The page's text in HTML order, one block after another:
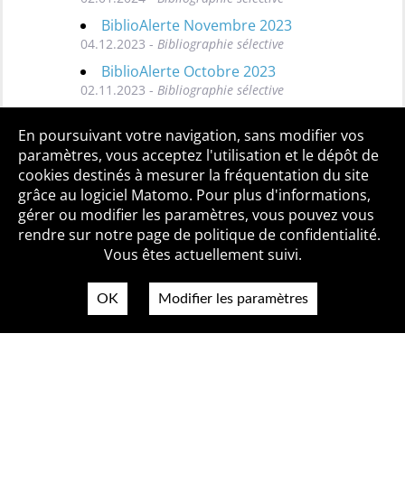
BiblioAlerte Novembre 2023
04.12.2023 - Bibliographie sélective
BiblioAlerte Octobre 2023
02.11.2023 - Bibliographie sélective
Toutes les BiblioAlertes
Qui sommes-nous ? Mentions légales
Accessibilité
Politique de confidentialité
Contact
En poursuivant votre navigation, sans modifier vos
paramètres, vous acceptez l'utilisation et le dépôt de
cookies destinés à mesurer la fréquentation du site
grâce au logiciel Matomo. Pour plus d'informations,
gérer ou modifier les paramètres, vous pouvez vous
rendre sur notre page de politique de confidentialité.
Vous êtes actuellement suivi.
OK Modifier les paramètres